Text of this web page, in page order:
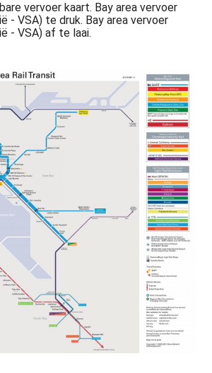
vervoer kaart. Bay area vervoer
- VSA) te druk. Bay area vervoer
- VSA) af te laai.